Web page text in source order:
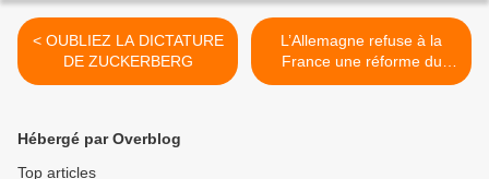
< OUBLIEZ LA DICTATURE
DE ZUCKERBERG
L’Allemagne refuse à la
France une réforme du
marché de l’électricité et
Hébergé par Overblog
Top articles